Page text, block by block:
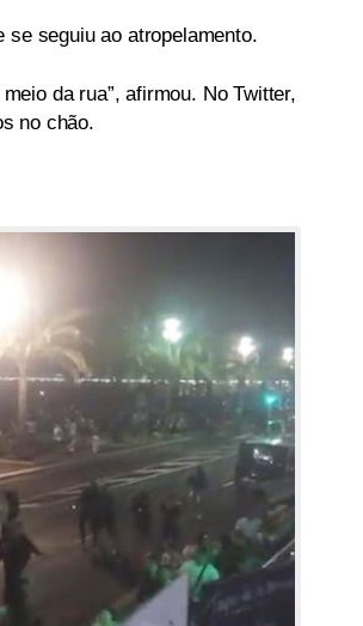
se seguiu ao atropelamento.
da rua”, afirmou. No Twitter,
no chão.